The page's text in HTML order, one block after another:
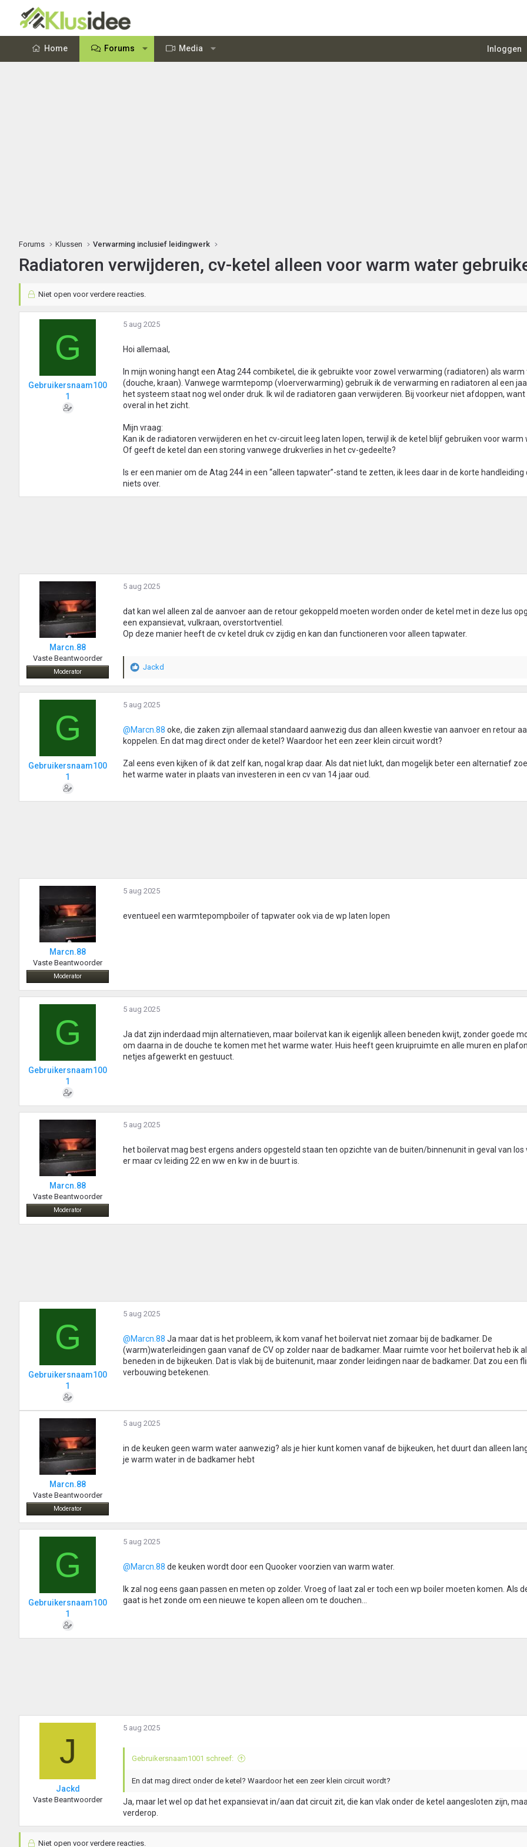
Home Forums Media Inloggen
Forums Klussen Verwarming inclusief leidingwerk
Radiatoren verwijderen, cv-ketel alleen voor warm water
Niet open voor verdere reacties.
G
Gebruikersnaam100
1
5 aug 2025
Hoi allemaal,
In mijn woning hangt een Atag 244 combiketel, die ik gebruikte voor zowel verwarming (radiatoren) als
(douche, kraan). Vanwege warmtepomp (vloerverwarming) gebruik ik de verwarming en radiatoren al een
het systeem staat nog wel onder druk. Ik wil de radiatoren gaan verwijderen. Bij voorkeur niet afdoppen,
overal in het zicht.
Mijn vraag:
Kan ik de radiatoren verwijderen en het cv-circuit leeg laten lopen, terwijl ik de ketel blijf gebruiken voor warm
Of geeft de ketel dan een storing vanwege drukverlies in het cv-gedeelte?
Is er een manier om de Atag 244 in een “alleen tapwater”-stand te zetten, ik lees daar in de korte handleiding
niets over.
Marcn.88
Vaste Beantwoorder
Moderator
5 aug 2025
dat kan wel alleen zal de aanvoer aan de retour gekoppeld moeten worden onder de ketel met in deze lus
een expansievat, vulkraan, overstortventiel.
Op deze manier heeft de cv ketel druk cv zijdig en kan dan functioneren voor alleen tapwater.
W
a
r
e
r
i
g
e
Jackd
G
Gebruikersnaam100
1
5 aug 2025
@Marcn.88 oke, die zaken zijn allemaal standaard aanwezig dus dan alleen kwestie van aanvoer en retour
koppelen. En dat mag direct onder de ketel? Waardoor het een zeer klein circuit wordt?
Zal eens even kijken of ik dat zelf kan, nogal krap daar. Als dat niet lukt, dan mogelijk beter een alternatief
het warme water in plaats van investeren in een cv van 14 jaar oud.
Marcn.88
Vaste Beantwoorder
Moderator
5 aug 2025
eventueel een warmtepompboiler of tapwater ook via de wp laten lopen
G
Gebruikersnaam100
1
5 aug 2025
Ja dat zijn inderdaad mijn alternatieven, maar boilervat kan ik eigenlijk alleen beneden kwijt, zonder goede
om daarna in de douche te komen met het warme water. Huis heeft geen kruipruimte en alle muren en
netjes afgewerkt en gestuuct.
Marcn.88
Vaste Beantwoorder
Moderator
5 aug 2025
het boilervat mag best ergens anders opgesteld staan ten opzichte van de buiten/binnenunit in geval van los
er maar cv leiding 22 en ww en kw in de buurt is.
G
Gebruikersnaam100
1
5 aug 2025
@Marcn.88 Ja maar dat is het probleem, ik kom vanaf het boilervat niet zomaar bij de badkamer. De
(warm)waterleidingen gaan vanaf de CV op zolder naar de badkamer. Maar ruimte voor het boilervat heb ik
beneden in de bijkeuken. Dat is vlak bij de buitenunit, maar zonder leidingen naar de badkamer. Dat zou een
verbouwing betekenen.
Marcn.88
Vaste Beantwoorder
Moderator
5 aug 2025
in de keuken geen warm water aanwezig? als je hier kunt komen vanaf de bijkeuken, het duurt dan alleen
je warm water in de badkamer hebt
G
Gebruikersnaam100
1
5 aug 2025
@Marcn.88 de keuken wordt door een Quooker voorzien van warm water.
Ik zal nog eens gaan passen en meten op zolder. Vroeg of laat zal er toch een wp boiler moeten komen. Als
gaat is het zonde om een nieuwe te kopen alleen om te douchen...
J
Jackd
Vaste Beantwoorder
5 aug 2025
Gebruikersnaam1001 schreef:
En dat mag direct onder de ketel? Waardoor het een zeer klein circuit wordt?
Ja, maar let wel op dat het expansievat in/aan dat circuit zit, die kan vlak onder de ketel aangesloten zijn,
verderop.
Niet open voor verdere reacties.